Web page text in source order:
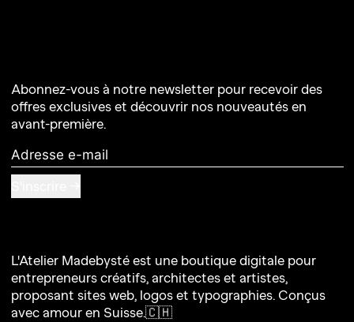
Abonnez-vous à notre newsletter pour recevoir des
offres exclusives et découvrir nos nouveautés en
avant-première.
Adresse e-mail
L'Atelier Madebysté est une boutique digitale pour
entrepreneurs créatifs, architectes et artistes,
proposant sites web, logos et typographies. Conçus
avec amour en Suisse.🇨🇭